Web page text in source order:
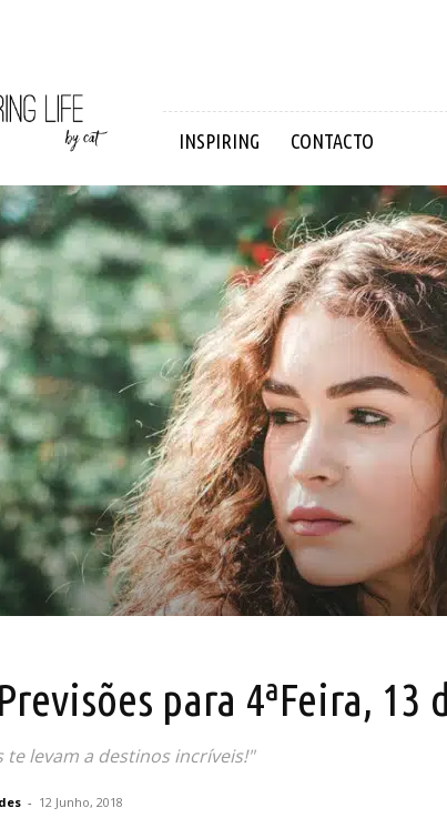
INSPIRING CONTACTO
para 4ªFeira, 13
te levam a destinos incríveis!"
- 12 Junho, 2018